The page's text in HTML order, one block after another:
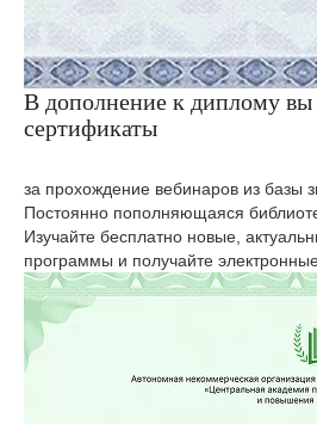
В дополнение к диплому вы
сертификаты
за прохождение вебинаров из базы
Постоянно пополняющаяся
Изучайте бесплатно новые,
программы и получайте